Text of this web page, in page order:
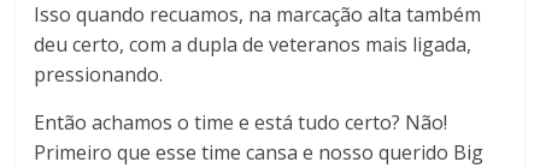
Isso quando recuamos, na marcação alta também
deu certo, com a dupla de veteranos mais ligada,
pressionando.
Então achamos o time e está tudo certo? Não!
Primeiro que esse time cansa e nosso querido Big